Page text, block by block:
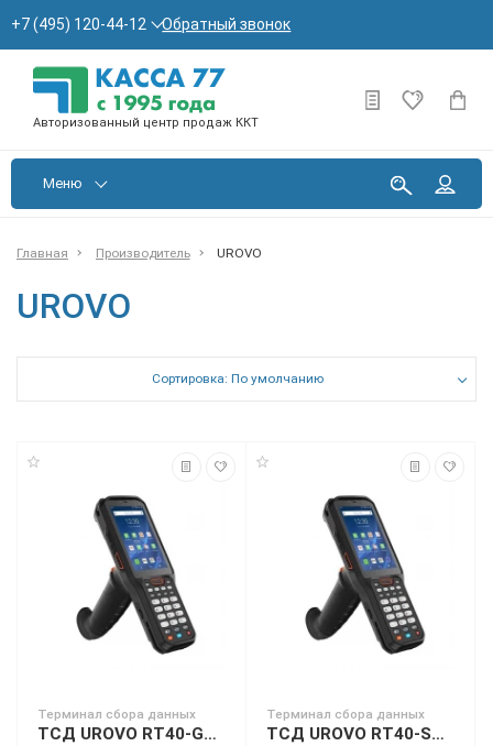
+7 (495) 120-44-12 Обратный звонок
Авторизованный центр продаж ККТ
Меню
Главная Производитель UROVO
UROVO
Сортировка: По умолчанию
Терминал сбора данных
ТСД UROVO RT40-GS5S10E4011SN
Терминал сбора данных
ТСД UROVO RT40-SH5X10E4011HQ